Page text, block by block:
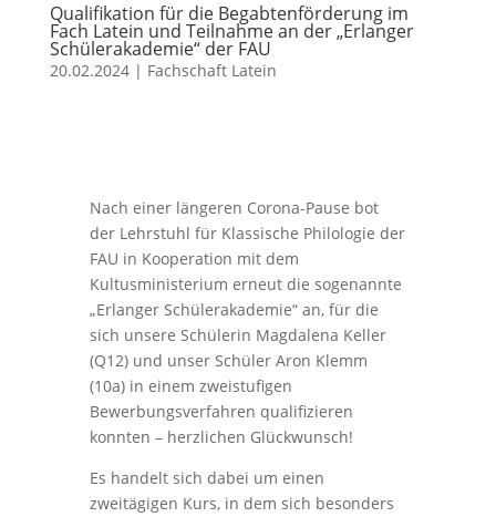
Qualifikation für die Begabtenförderung im
Fach Latein und Teilnahme an der „Erlanger
Schülerakademie“ der FAU
20.02.2024| Fachschaft Latein
Nach einer längeren Corona-Pause bot
der Lehrstuhl für Klassische Philologie der
FAU in Kooperation mit dem
Kultusministerium erneut die sogenannte
„Erlanger Schülerakademie“ an, für die
sich unsere Schülerin Magdalena Keller
(Q12) und unser Schüler Aron Klemm
(10a) in einem zweistufigen
Bewerbungsverfahren qualifizieren
konnten – herzlichen Glückwunsch!
Es handelt sich dabei um einen
zweitägigen Kurs, in dem sich besonders